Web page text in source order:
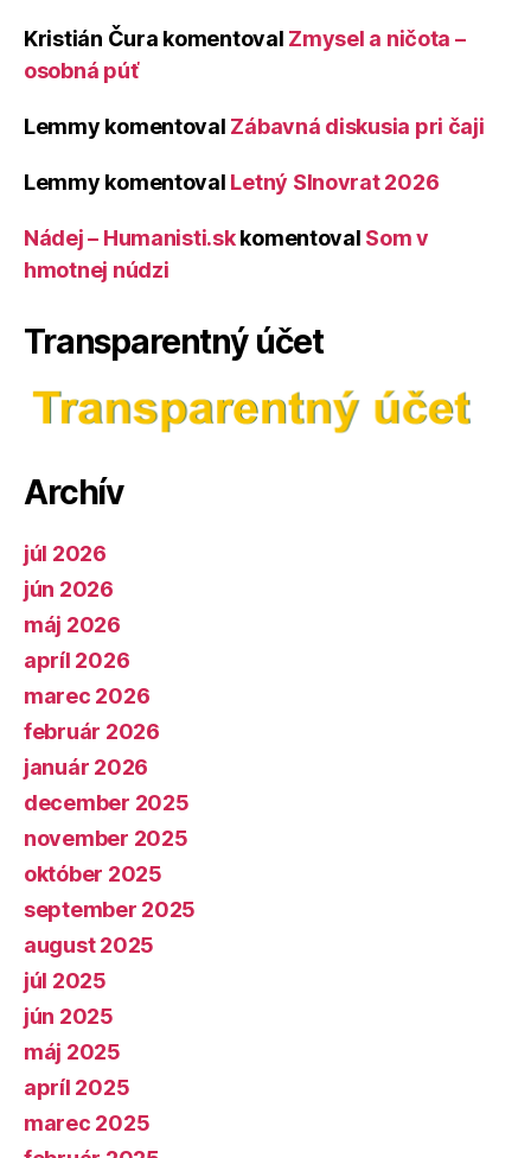
Kristián Čura komentoval Zmysel a ničota –
osobná púť
Lemmy komentoval Zábavná diskusia pri čaji
Lemmy komentoval Letný Slnovrat 2026
Nádej – Humanisti.skkomentoval Som v
hmotnej núdzi
Transparentný účet
Archív
júl 2026
jún 2026
máj 2026
apríl 2026
marec 2026
február 2026
január 2026
december 2025
november 2025
október 2025
september 2025
august 2025
júl 2025
jún 2025
máj 2025
apríl 2025
marec 2025